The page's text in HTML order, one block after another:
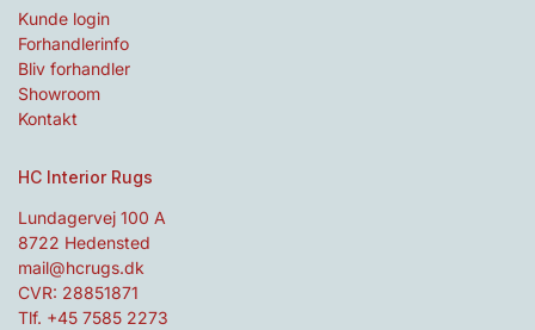
Kunde login
Forhandlerinfo
Bliv forhandler
Showroom
Kontakt
HC Interior Rugs
Lundagervej 100 A
8722 Hedensted
mail@hcrugs.dk
CVR: 28851871
Tlf. +45 7585 2273